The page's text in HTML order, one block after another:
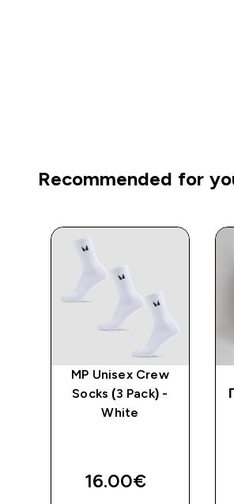
Recommended for
MP Unisex Crew
Socks (3 Pack) -
White
16.00€‎